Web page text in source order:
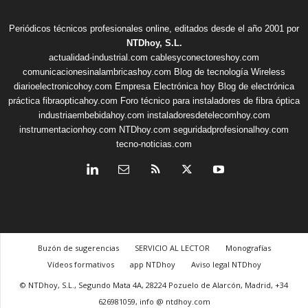
Periódicos técnicos profesionales online, editados desde el año 2001 por
NTDhoy, S.L.
actualidad-industrial.com cablesyconectoreshoy.com
comunicacionesinalambricashoy.com Blog de tecnología Wireless
diarioelectronicohoy.com Empresa Electrónica hoy Blog de electrónica
práctica fibraopticahoy.com Foro técnico para instaladores de fibra óptica
industriaembebidahoy.com instaladoresdetelecomhoy.com
instrumentacionhoy.com NTDhoy.com seguridadprofesionalhoy.com
tecno-noticias.com
Buzón de sugerencias SERVICIO AL LECTOR
Monografías
Vídeos formativos
app NTDhoy
Aviso legal NTDhoy
© NTDhoy, S.L., Segundo Mata 4A, 28224 Pozuelo de Alarcón, Madrid, +34
626981059, info @ ntdhoy.com